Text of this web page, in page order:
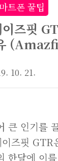
트폰 꿀팁
즈핏
10. 21.
큰 인기를
즈핏 GTR
한달에 이